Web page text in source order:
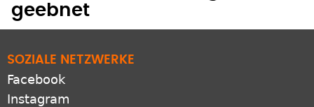
geebnet
SOZIALE NETZWERKE
Facebook
Instagram